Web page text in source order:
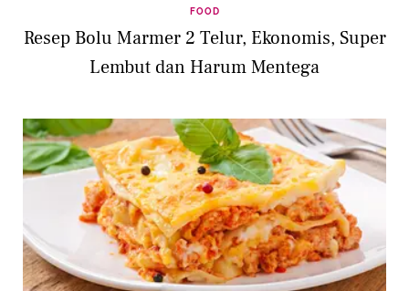
FOOD
Resep Bolu Marmer 2 Telur, Ekonomis, Super
Lembut dan Harum Mentega